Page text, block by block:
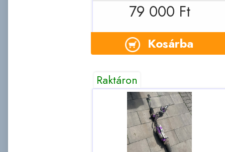
79 000 Ft
Kosárba
Raktáron